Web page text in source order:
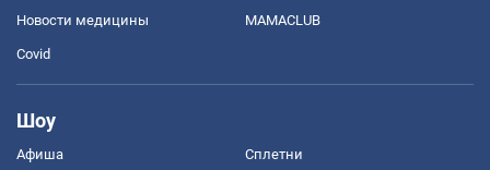
Новости медицины MAMACLUB
Covid
Шоу
Афиша Сплетни